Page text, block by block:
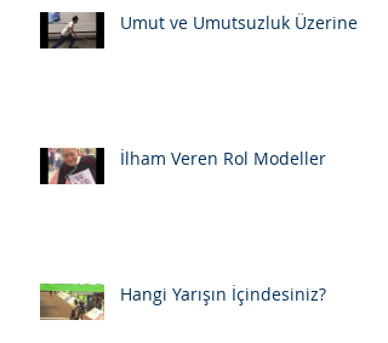
Umut ve Umutsuzluk Üzerine
İlham Veren Rol Modeller
Hangi Yarışın İçindesiniz?